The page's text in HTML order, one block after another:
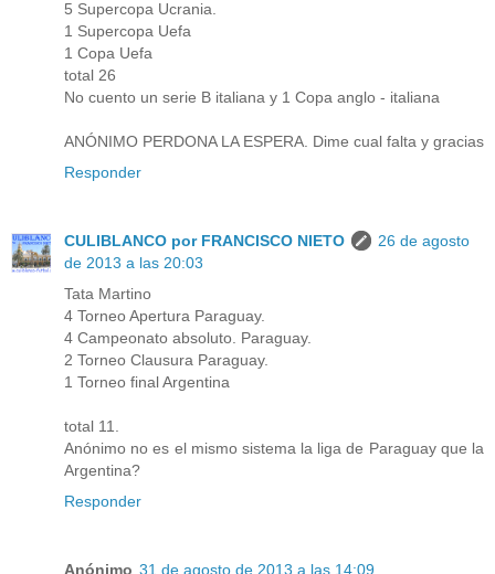
5 Supercopa Ucrania.
1 Supercopa Uefa
1 Copa Uefa
total 26
No cuento un serie B italiana y 1 Copa anglo - italiana
ANÓNIMO PERDONA LA ESPERA. Dime cual falta y gracias
Responder
CULIBLANCO por FRANCISCO NIETO
26 de agosto
de 2013 a las 20:03
Tata Martino
4 Torneo Apertura Paraguay.
4 Campeonato absoluto. Paraguay.
2 Torneo Clausura Paraguay.
1 Torneo final Argentina
total 11.
Anónimo no es el mismo sistema la liga de Paraguay que la
Argentina?
Responder
Anónimo 31 de agosto de 2013 a las 14:09